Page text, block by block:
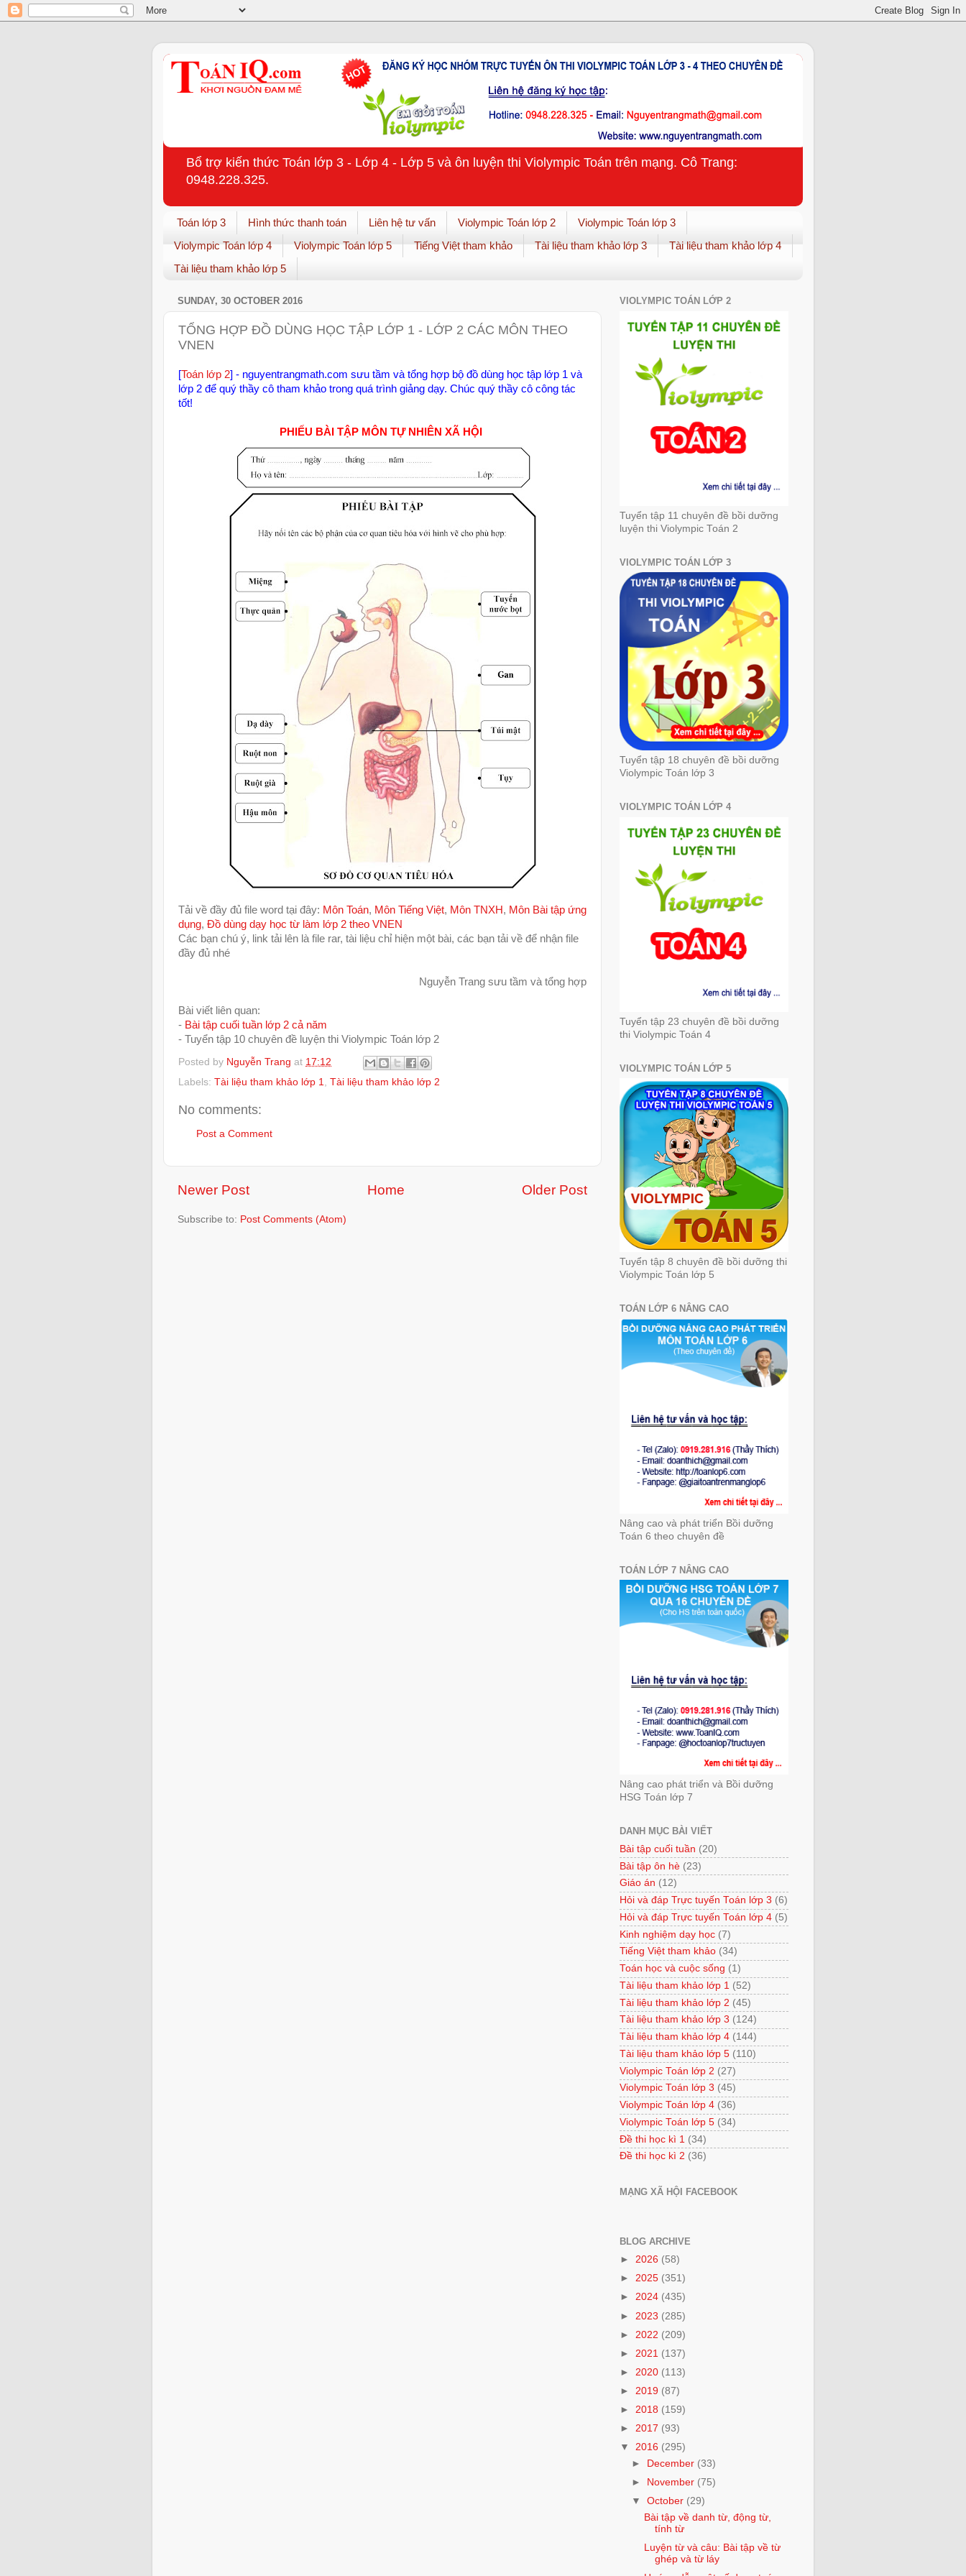
Bổ trợ kiến thức Toán lớp 3 - Lớp 4 - Lớp 5 và ôn luyện thi Violympic Toán trên mạng. Cô Trang:
0948.228.325.
Toán lớp 3 Hình thức thanh toán Liên hệ tư vấn Violympic Toán lớp 2
Violympic Toán lớp 3
Violympic Toán lớp 4
Violympic Toán lớp 5 Tiếng Việt tham khảo Tài liệu tham khảo lớp 3
Tài liệu tham khảo lớp 4
Tài liệu tham khảo lớp 5
SUNDAY, 30 OCTOBER 2016
TỔNG HỢP ĐỒ DÙNG HỌC TẬP LỚP 1 - LỚP 2 CÁC MÔN THEO
VNEN
[Toán lớp 2] - nguyentrangmath.com sưu tầm và tổng hợp bộ đồ dùng học tập lớp 1 và
lớp 2 để quý thầy cô tham khảo trong quá trình giảng dạy. Chúc quý thầy cô công tác
tốt!
PHIẾU BÀI TẬP MÔN TỰ NHIÊN XÃ HỘI
Tải về đầy đủ file word tại đây: Môn Toán, Môn Tiếng Việt, Môn TNXH, Môn Bài tập ứng
dụng, Đồ dùng dạy học từ làm lớp 2 theo VNEN
Các bạn chú ý, link tải lên là file rar, tài liệu chỉ hiện một bài, các bạn tải về để nhận file
đầy đủ nhé
Nguyễn Trang sưu tầm và tổng hợp
Bài viết liên quan:
- Bài tập cuối tuần lớp 2 cả năm
- Tuyển tập 10 chuyên đề luyện thi Violympic Toán lớp 2
Posted by Nguyễn Trang at 17:12
Labels: Tài liệu tham khảo lớp 1, Tài liệu tham khảo lớp 2
No comments:
Post a Comment
Newer Post Older Post
Home
Subscribe to: Post Comments (Atom)
VIOLYMPIC TOÁN LỚP 2
Tuyển tập 11 chuyên đề bồi dưỡng
luyện thi Violympic Toán 2
VIOLYMPIC TOÁN LỚP 3
Tuyển tập 18 chuyên đề bồi dưỡng
Violympic Toán lớp 3
VIOLYMPIC TOÁN LỚP 4
Tuyển tập 23 chuyên đề bồi dưỡng
thi Violympic Toán 4
VIOLYMPIC TOÁN LỚP 5
Tuyển tập 8 chuyên đề bồi dưỡng thi
Violympic Toán lớp 5
TOÁN LỚP 6 NÂNG CAO
Nâng cao và phát triển Bồi dưỡng
Toán 6 theo chuyên đề
TOÁN LỚP 7 NÂNG CAO
Nâng cao phát triển và Bồi dưỡng
HSG Toán lớp 7
DANH MỤC BÀI VIẾT
Bài tập cuối tuần (20)
Bài tập ôn hè (23)
Giáo án (12)
Hỏi và đáp Trực tuyến Toán lớp 3 (6)
Hỏi và đáp Trực tuyến Toán lớp 4 (5)
Kinh nghiệm dạy học (7)
Tiếng Việt tham khảo (34)
Toán học và cuộc sống (1)
Tài liệu tham khảo lớp 1 (52)
Tài liệu tham khảo lớp 2 (45)
Tài liệu tham khảo lớp 3 (124)
Tài liệu tham khảo lớp 4 (144)
Tài liệu tham khảo lớp 5 (110)
Violympic Toán lớp 2 (27)
Violympic Toán lớp 3 (45)
Violympic Toán lớp 4 (36)
Violympic Toán lớp 5 (34)
Đề thi học kì 1 (34)
Đề thi học kì 2 (36)
MẠNG XÃ HỘI FACEBOOK
BLOG ARCHIVE
► 2026 (58)
► 2025 (351)
► 2024 (435)
► 2023 (285)
► 2022 (209)
► 2021 (137)
► 2020 (113)
► 2019 (87)
► 2018 (159)
► 2017 (93)
▼ 2016 (295)
►
December (33)
►
November (75)
▼October (29)
Bài tập về danh từ, động từ,
tính từ
Luyện từ và câu: Bài tập về từ
ghép và từ láy